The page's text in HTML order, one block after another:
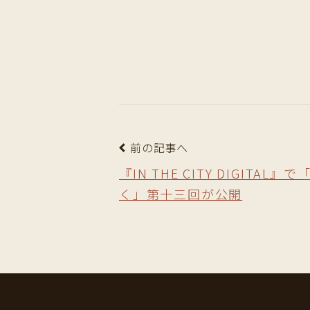
前の記事へ
『IN THE CITY DIGITAL』で
く」第十三回が公開